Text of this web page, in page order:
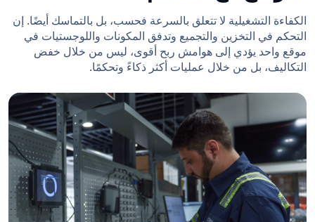
الكفاءة التشغيلية لا تتعلق بالسرعة فحسب، بل بالتماسك أيضًا. إن
التحكم في التخزين والتجميع وتدفق المكونات واللوجستيات في
موقع واحد يؤدي إلى هوامش ربح أقوى، ليس من خلال خفض
التكاليف، بل من خلال عمليات أكثر ذكاءً وتحكمًا.